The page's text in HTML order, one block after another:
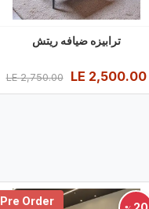
ترابيزه ضيافه ريتش
2,500.00
2,750.00
LE
Pre Order